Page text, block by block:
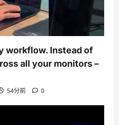
workflow. Instead of
all your monitors –
54分前 0